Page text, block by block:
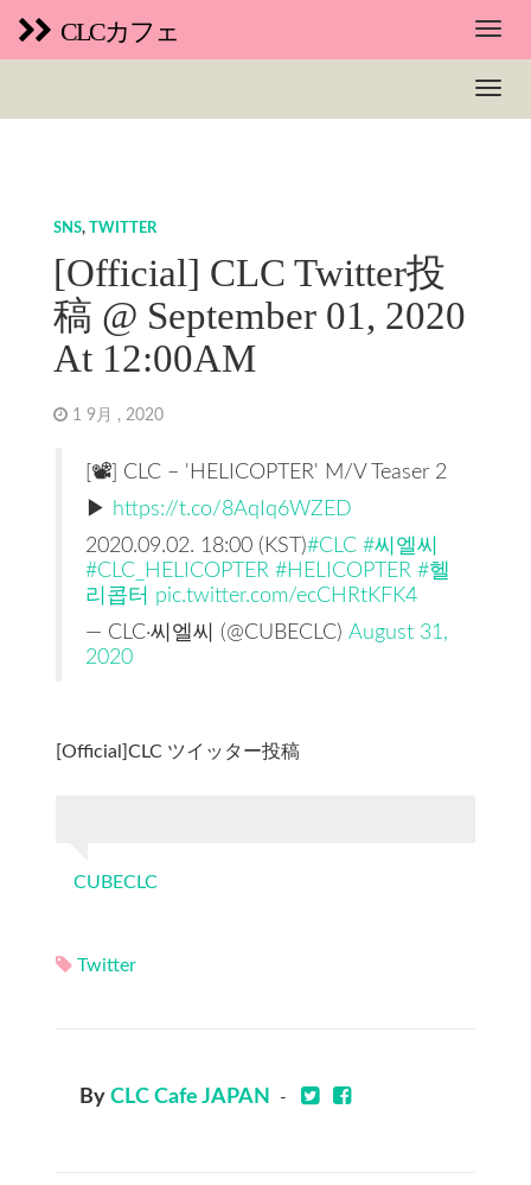
CLCカフェ
SNS, TWITTER
[Official] CLC Twitter投
稿 @ September 01, 2020
At 12:00AM
1 9月 , 2020
[📽] CLC – 'HELICOPTER' M/V Teaser 2
▶ https://t.co/8AqIq6WZED
2020.09.02. 18:00 (KST)#CLC #씨엘씨
#CLC_HELICOPTER #HELICOPTER #헬
리콥터 pic.twitter.com/ecCHRtKFK4
— CLC·씨엘씨 (@CUBECLC) August 31,
2020
[Official]CLC ツイッター投稿
CUBECLC
Twitter
By CLC Cafe JAPAN -